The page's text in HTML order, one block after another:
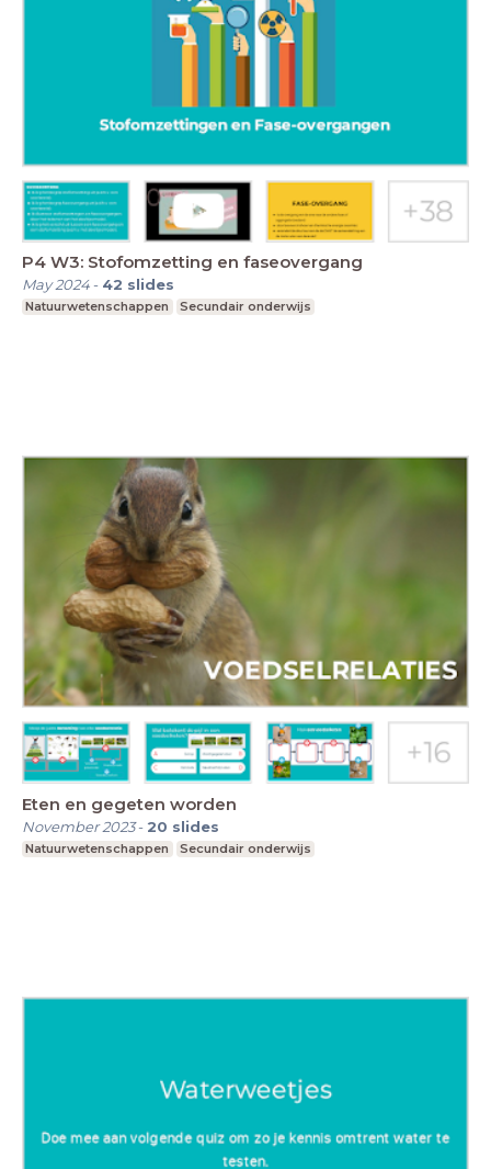
P4 W3: Stofomzetting en faseovergang
May 2024- 42 slides
Natuurwetenschappen Secundair onderwijs
Eten en gegeten worden
November 2023- 20 slides
Natuurwetenschappen Secundair onderwijs